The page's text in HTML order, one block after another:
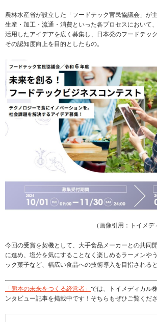
農林水産省が設立した「フードテック官民協議会」が
生産・加工・流通・消費といった各プロセスにおいて
活用したアイデアを広く募集し、日本発のフードテッ
その認知度向上を目的としたもの。
（画像引用：トイメデ
今回の受賞を契機として、大手食品メーカーとの共同
に進め、塩分を気にすることなく楽しめるラーメンや
ック菓子など、幅広い食品への技術導入を目指される
「熊本の未来をつくる経営者」 では、トイメディカル
ンタビュー記事を掲載中です！そちらもぜひご覧くださ